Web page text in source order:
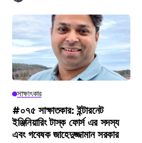
সাক্ষাৎকার
#০৭৫ সাক্ষাতকার: ইন্টারনেট
ইঞ্জিনিয়ারিং টাস্ক ফোর্স এর সদস্য
এবং গবেষক জাহেদুজ্জামান সরকার